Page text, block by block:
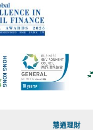
慧通理財